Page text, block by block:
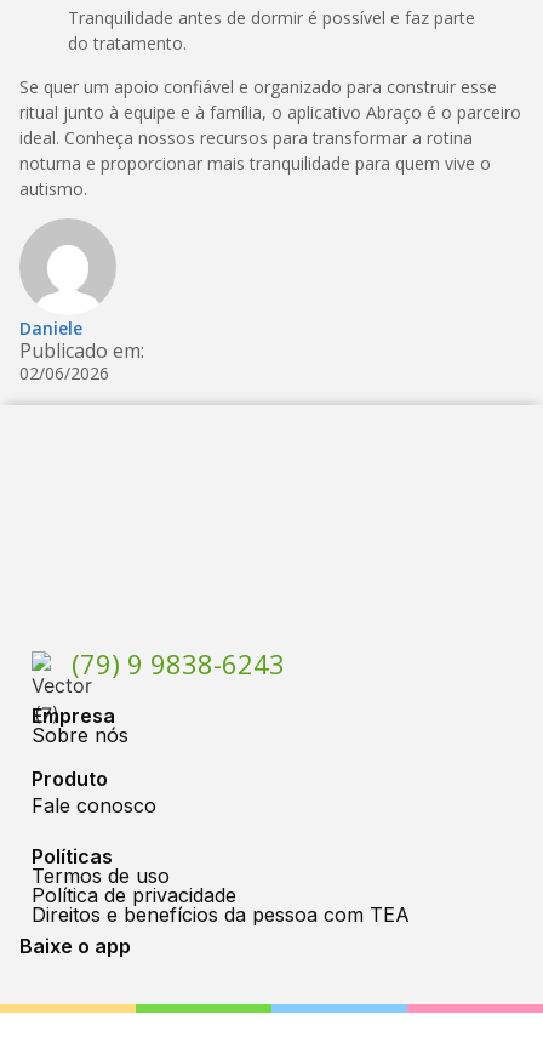
Tranquilidade antes de dormir é possível e faz parte
do tratamento.
Se quer um apoio confiável e organizado para construir esse
ritual junto à equipe e à família, o aplicativo Abraço é o parceiro
ideal. Conheça nossos recursos para transformar a rotina
noturna e proporcionar mais tranquilidade para quem vive o
autismo.
Daniele
Publicado em:
02/06/2026
(79) 9 9838-6243
Empresa
Sobre nós
Produto
Fale conosco
Políticas
Termos de uso
Política de privacidade
Direitos e benefícios da pessoa com TEA
Baixe o app